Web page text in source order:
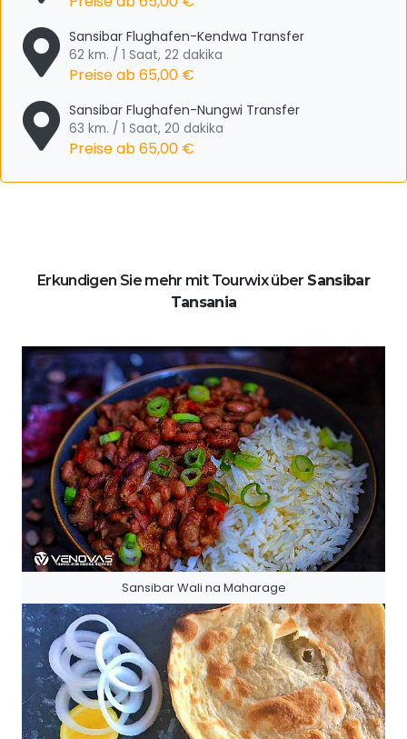
Sansibar Flughafen-Kendwa Transfer
62 km. / 1 Saat, 22 dakika
Preise ab65,00 €
Sansibar Flughafen-Nungwi Transfer
63 km. / 1 Saat, 20 dakika
Preise ab65,00 €
Erkundigen Sie mehr mit Tourwix über Sansibar
Tansania
Sansibar Wali na Maharage